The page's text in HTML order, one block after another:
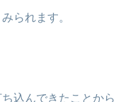
られます。
込んできたことから